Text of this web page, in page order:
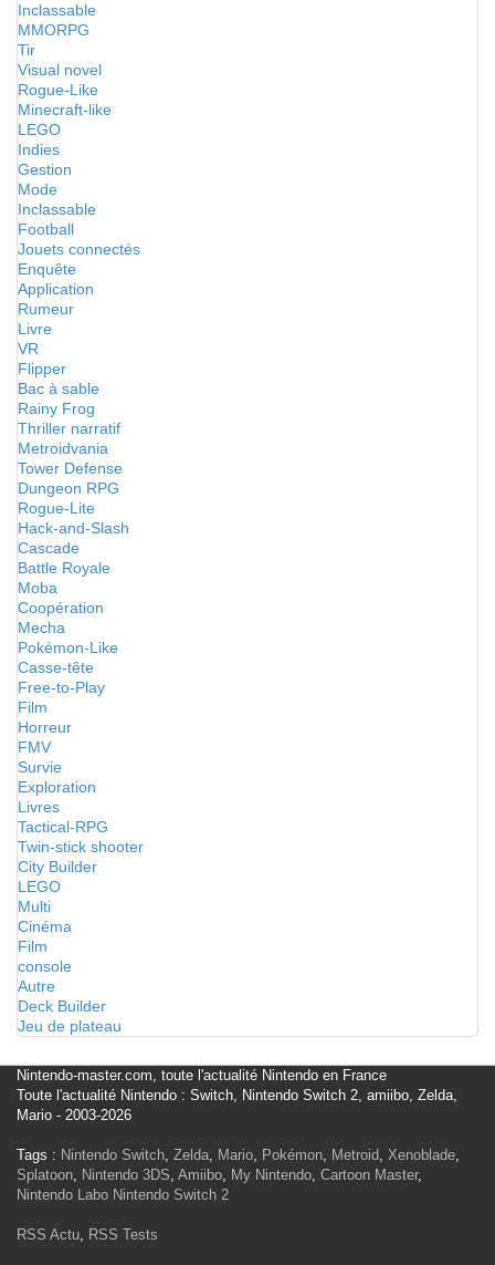
Inclassable
MMORPG
Tir
Visual novel
Rogue-Like
Minecraft-like
LEGO
Indies
Gestion
Mode
Inclassable
Football
Jouets connectés
Enquête
Application
Rumeur
Livre
VR
Flipper
Bac à sable
Rainy Frog
Thriller narratif
Metroidvania
Tower Defense
Dungeon RPG
Rogue-Lite
Hack-and-Slash
Cascade
Battle Royale
Moba
Coopération
Mecha
Pokémon-Like
Casse-tête
Free-to-Play
Film
Horreur
FMV
Survie
Exploration
Livres
Tactical-RPG
Twin-stick shooter
City Builder
LEGO
Multi
Cinéma
Film
console
Autre
Deck Builder
Jeu de plateau
Nintendo-master.com, toute l'actualité Nintendo en France
Toute l'actualité Nintendo : Switch, Nintendo Switch 2, amiibo, Zelda,
Mario - 2003-2026
Tags : Nintendo Switch, Zelda, Mario, Pokémon, Metroid, Xenoblade,
Splatoon, Nintendo 3DS, Amiibo, My Nintendo, Cartoon Master,
Nintendo Labo Nintendo Switch 2
RSS Actu, RSS Tests